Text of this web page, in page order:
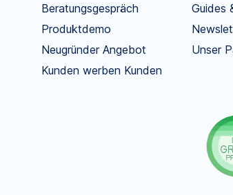
Beratungsgespräch
Produktdemo
Neugründer Angebot
Kunden werben Kunden
Guides
Unser